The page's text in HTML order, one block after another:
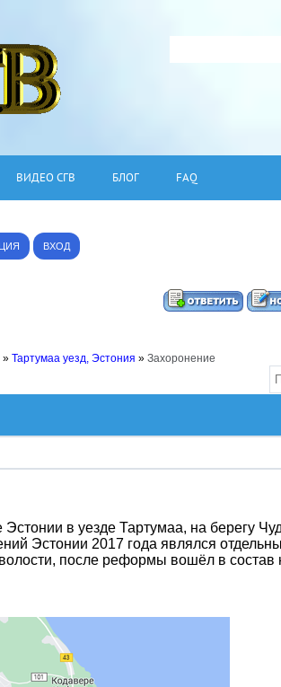
ВИДЕО СГВ БЛОГ FAQ
ВХОД
» Тартумаа уезд, Эстония » Захоронение
в уезде Тартумаа, на берегу
Эстонии 2017 года являлся
после реформы вошёл в состав